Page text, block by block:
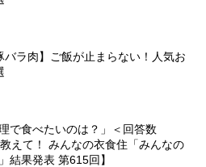
バラ肉】ご飯が止まらない！人気お
で食べたいのは？」＜回答数
えて！ みんなの衣食住「みんなの
結果発表 第615回】